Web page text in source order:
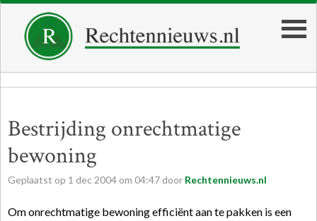
Bestrijding onrechtmatige
bewoning
Geplaatst op 1 dec 2004 om 04:47 door Rechtennieuws.nl
Om onrechtmatige bewoning efficiënt aan te pakken is een